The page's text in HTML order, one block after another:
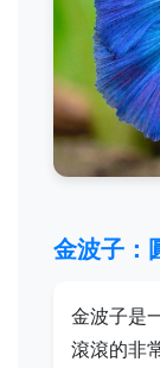
金波子：
金波子是
滾滾的非